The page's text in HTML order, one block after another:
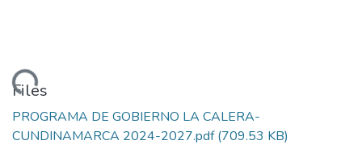
Files
PROGRAMA DE GOBIERNO LA CALERA-
CUNDINAMARCA 2024-2027.pdf(709.53 KB)